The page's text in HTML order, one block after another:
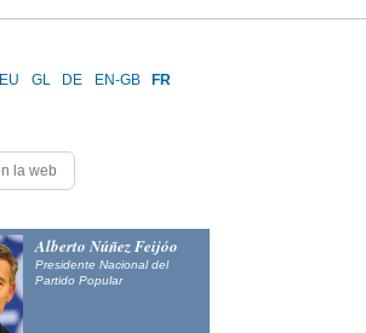
EU GL DE EN-GB FR
Alberto Núñez Feijóo
Presidente Nacional del
Partido Popular